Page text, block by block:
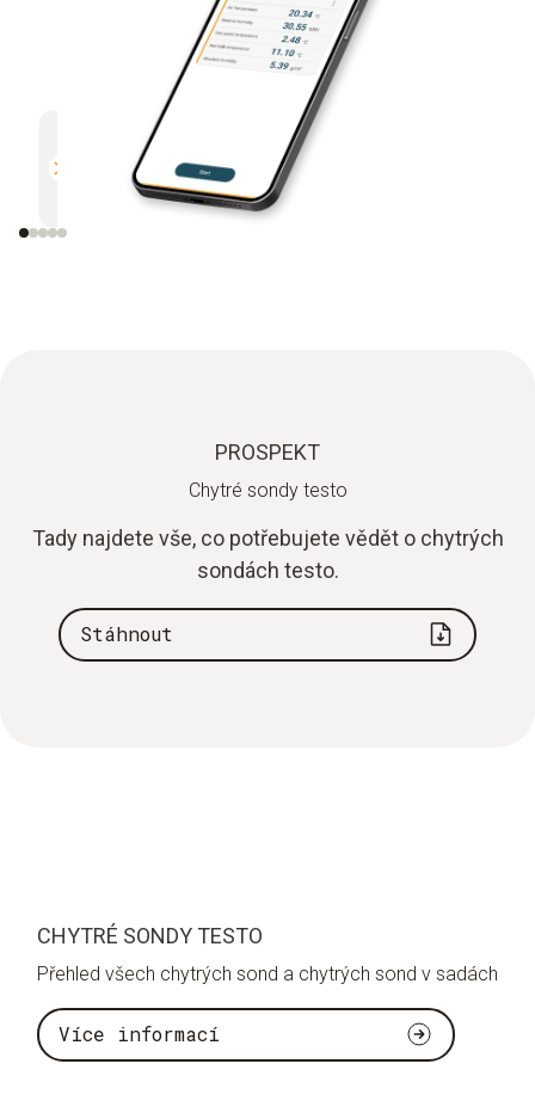
Multifunkční
Kompatibilní se všemi měřicími
přístroji Testo s Bluetooth.
PROSPEKT
Chytré sondy testo
Tady najdete vše, co potřebujete vědět o chytrých
sondách testo.
Stáhnout
CHYTRÉ SONDY TESTO
Přehled všech chytrých sond a chytrých sond v sadách
Více informací